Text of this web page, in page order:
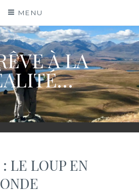
MENU
À LA
:LE LOUP EN